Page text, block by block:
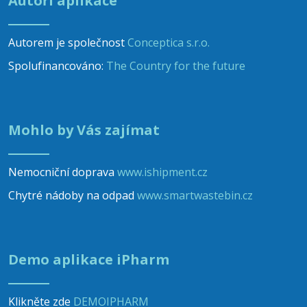
Autorem je společnostConceptica s.r.o.
Spolufinancováno: The Country for the future
Mohlo by Vás zajímat
Nemocniční doprava www.ishipment.cz
Chytré nádoby na odpad www.smartwastebin.cz
Demo aplikace iPharm
Klikněte zde DEMOIPHARM